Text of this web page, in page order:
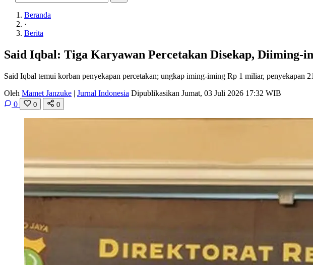
Beranda
·
Berita
Said Iqbal: Tiga Karyawan Percetakan Disekap, Diiming-
Said Iqbal temui korban penyekapan percetakan; ungkap iming-iming Rp 1 miliar, penyekapan
Oleh Mamet Janzuke | Jurnal Indonesia Dipublikasikan Jumat, 03 Juli 2026 17:32 WIB
0
0 0